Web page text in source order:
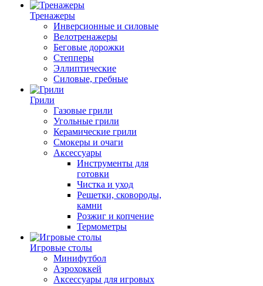
Тренажеры
Инверсионные и силовые
Велотренажеры
Беговые дорожки
Степперы
Эллиптические
Силовые, гребные
Грили
Газовые грили
Угольные грили
Керамические грили
Смокеры и очаги
Аксессуары
Инструменты для
готовки
Чистка и уход
Решетки, сковороды,
камни
Розжиг и копчение
Термометры
Игровые столы
Минифутбол
Аэрохоккей
Аксессуары для игровых